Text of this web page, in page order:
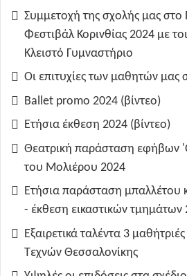
Συμμετοχή της σχολής μας στο
Φεστιβάλ Κορινθίας 2024 με
Κλειστό Γυμναστήριο
Οι επιτυχίες των μαθητών μας
Ballet promo 2024 (βίντεο)
Ετήσια έκθεση 2024 (βίντεο)
Θεατρική παράσταση εφήβων
του Μολιέρου 2024
Ετήσια παράσταση μπαλλέτου
- έκθεση εικαστικών τμημάτων
Εξαιρετικά ταλέντα 3
Τεχνών Θεσσαλονίκης